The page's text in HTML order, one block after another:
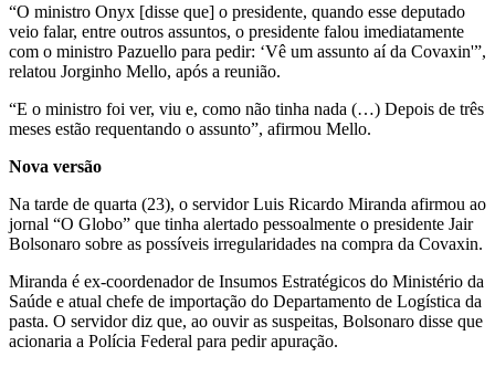
“O ministro Onyx [disse que] o presidente, quando esse deputado
veio falar, entre outros assuntos, o presidente falou imediatamente
com o ministro Pazuello para pedir: ‘Vê um assunto aí da Covaxin'”,
relatou Jorginho Mello, após a reunião.
“E o ministro foi ver, viu e, como não tinha nada (…) Depois de três
meses estão requentando o assunto”, afirmou Mello.
Nova versão
Na tarde de quarta (23), o servidor Luis Ricardo Miranda afirmou ao
jornal “O Globo” que tinha alertado pessoalmente o presidente Jair
Bolsonaro sobre as possíveis irregularidades na compra da Covaxin.
Miranda é ex-coordenador de Insumos Estratégicos do Ministério da
Saúde e atual chefe de importação do Departamento de Logística da
pasta. O servidor diz que, ao ouvir as suspeitas, Bolsonaro disse que
acionaria a Polícia Federal para pedir apuração.